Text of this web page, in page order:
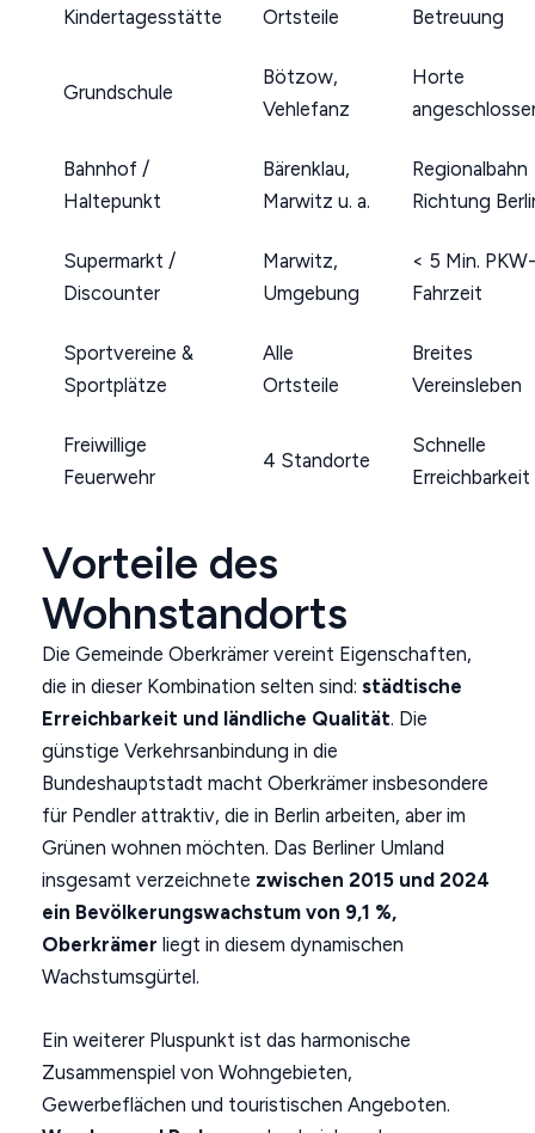
Kindertagesstätte
Ortsteile
Betreuung
Grundschule
Bötzow,
Vehlefanz
Horte
Bahnhof /
Haltepunkt
Bärenklau,
Marwitz u. a.
Regionalbahn
Richtung
Supermarkt /
Discounter
Marwitz,
Umgebung
< 5 Min. PKW-
Fahrzeit
Sportvereine &
Sportplätze
Alle
Ortsteile
Breites
Vereinsleben
Freiwillige
Feuerwehr
4 Standorte
Schnelle
Erreichbarkeit
Vorteile des
Wohnstandorts
Die Gemeinde Oberkrämer vereint Eigenschaften,
die in dieser Kombination selten sind:städtische
Erreichbarkeit und ländliche Qualität. Die
günstige Verkehrsanbindung in die
Bundeshauptstadt macht Oberkrämer insbesondere
für Pendler attraktiv, die in Berlin arbeiten, aber im
Grünen wohnen möchten. Das Berliner Umland
insgesamt verzeichnete zwischen 2015 und 2024
ein Bevölkerungswachstum von 9,1 %,
Oberkrämer liegt in diesem dynamischen
Wachstumsgürtel.
Ein weiterer Pluspunkt ist das harmonische
Zusammenspiel von Wohngebieten,
Gewerbeflächen und touristischen Angeboten.